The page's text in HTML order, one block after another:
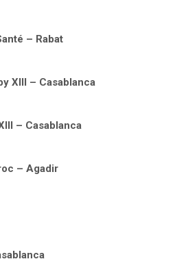
– Rabat
XIII – Casablanca
– Casablanca
– Agadir